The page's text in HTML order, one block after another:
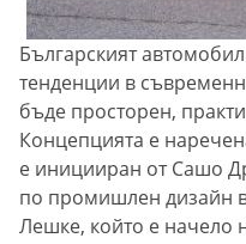
Българският
тенденции в
бъде просторен,
Концепцията е
е иницииран от Сашо
по промишлен дизайн
Лешке, който е начело